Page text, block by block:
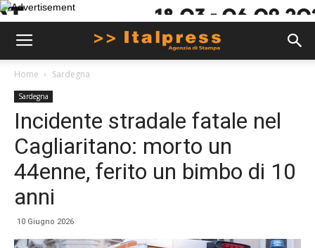
Home Sardegna
Sardegna
Incidente stradale fatale nel
Cagliaritano: morto un
44enne, ferito un bimbo di 10
anni
10 Giugno 2026